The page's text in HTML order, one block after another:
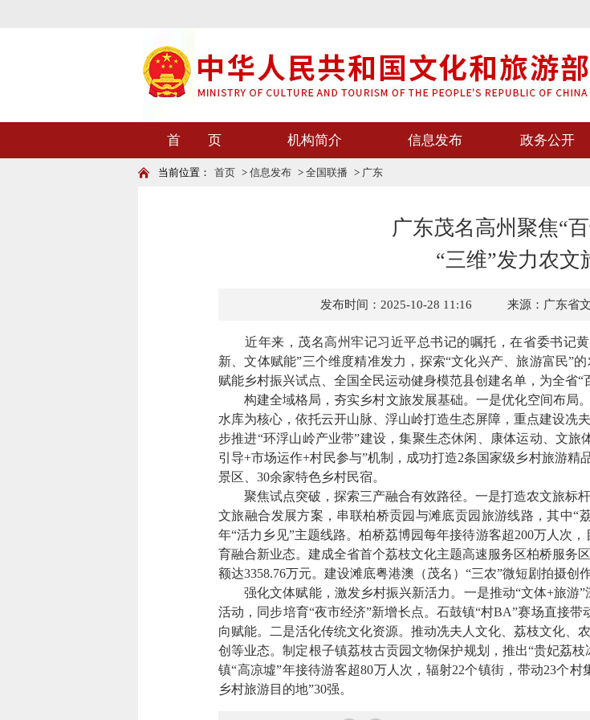
首 页 机构简介 信息发布 政务公开
当前位置： 首页 > 信息发布 > 全国联播 > 广东
广东茂名高州聚焦“
“三维”发力农文
发布时间：2025-10-28 11:16 来源：广东省
近年来，茂名高州牢记习近平总书记的嘱托，在省委书记黄
新、文体赋能”三个维度精准发力，探索“文化兴产、旅游富民”
赋能乡村振兴试点、全国全民运动健身模范县创建名单，为全省“
构建全域格局，夯实乡村文旅发展基础。一是优化空间布局。
水库为核心，依托云开山脉、浮山岭打造生态屏障，重点建设冼
步推进“环浮山岭产业带”建设，集聚生态休闲、康体运动、文
引导+市场运作+村民参与”机制，成功打造2条国家级乡村旅游精
景区、30余家特色乡村民宿。
聚焦试点突破，探索三产融合有效路径。一是打造农文旅标
文旅融合发展方案，串联柏桥贡园与滩底贡园旅游线路，其中“
年“活力乡见”主题线路。柏桥荔博园每年接待游客超200万人次
育融合新业态。建成全省首个荔枝文化主题高速服务区柏桥服务
额达3358.76万元。建设滩底粤港澳（茂名）“三农”微短剧拍摄创
强化文体赋能，激发乡村振兴新活力。一是推动“文体+旅游”
活动，同步培育“夜市经济”新增长点。石鼓镇“村BA”赛场直接
向赋能。二是活化传统文化资源。推动冼夫人文化、荔枝文化、
创等业态。制定根子镇荔枝古贡园文物保护规划，推出“贵妃荔
镇“高凉墟”年接待游客超80万人次，辐射22个镇街，带动23个
乡村旅游目的地”30强。